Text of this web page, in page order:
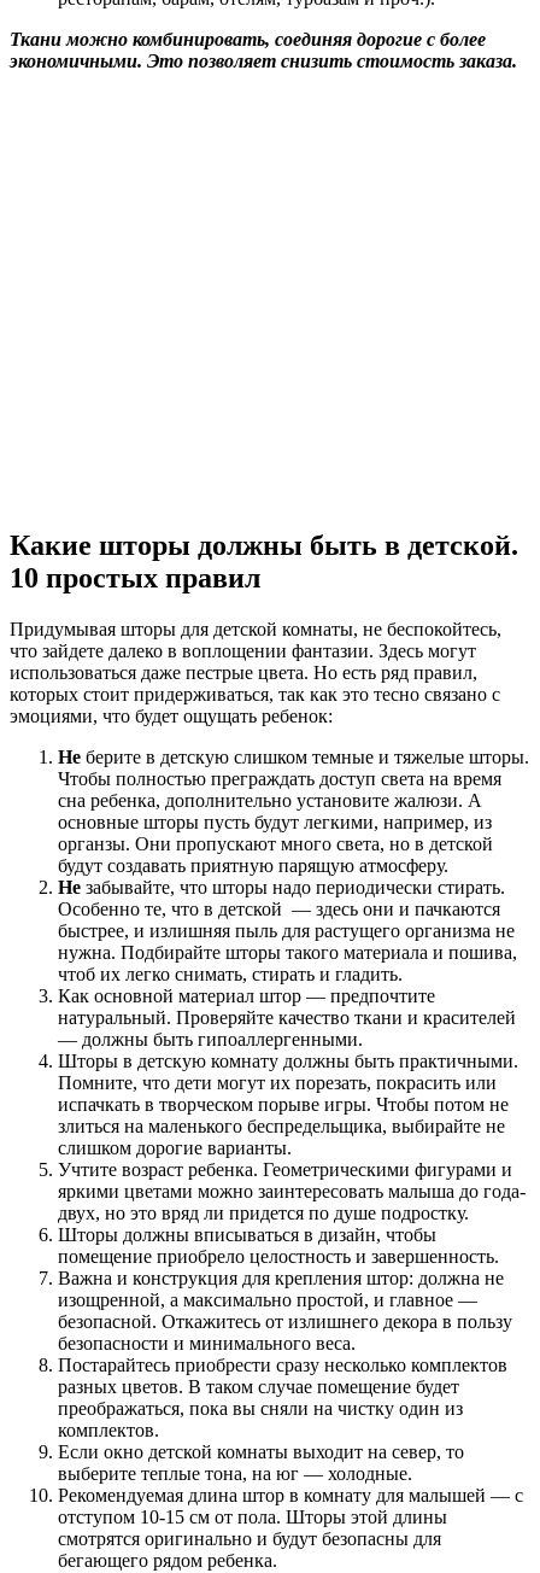
Ткани можно комбинировать, соединяя дорогие с более
экономичными. Это позволяет снизить стоимость заказа.
Какие шторы должны быть в детской.
10 простых правил
Придумывая шторы для детской комнаты, не беспокойтесь,
что зайдете далеко в воплощении фантазии. Здесь могут
использоваться даже пестрые цвета. Но есть ряд правил,
которых стоит придерживаться, так как это тесно связано с
эмоциями, что будет ощущать ребенок:
Не берите в детскую слишком темные и тяжелые шторы.
Чтобы полностью преграждать доступ света на время
сна ребенка, дополнительно установите жалюзи. А
основные шторы пусть будут легкими, например, из
органзы. Они пропускают много света, но в детской
будут создавать приятную парящую атмосферу.
Не забывайте, что шторы надо периодически стирать.
Особенно те, что в детской — здесь они и пачкаются
быстрее, и излишняя пыль для растущего организма не
нужна. Подбирайте шторы такого материала и пошива,
чтоб их легко снимать, стирать и гладить.
Как основной материал штор — предпочтите
натуральный. Проверяйте качество ткани и красителей
— должны быть гипоаллергенными.
Шторы в детскую комнату должны быть практичными.
Помните, что дети могут их порезать, покрасить или
испачкать в творческом порыве игры. Чтобы потом не
злиться на маленького беспредельщика, выбирайте не
слишком дорогие варианты.
Учтите возраст ребенка. Геометрическими фигурами и
яркими цветами можно заинтересовать малыша до года-
двух, но это вряд ли придется по душе подростку.
Шторы должны вписываться в дизайн, чтобы
помещение приобрело целостность и завершенность.
Важна и конструкция для крепления штор: должна не
изощренной, а максимально простой, и главное —
безопасной. Откажитесь от излишнего декора в пользу
безопасности и минимального веса.
Постарайтесь приобрести сразу несколько комплектов
разных цветов. В таком случае помещение будет
преображаться, пока вы сняли на чистку один из
комплектов.
Если окно детской комнаты выходит на север, то
выберите теплые тона, на юг — холодные.
Рекомендуемая длина штор в комнату для малышей — с
отступом 10-15 см от пола. Шторы этой длины
смотрятся оригинально и будут безопасны для
бегающего рядом ребенка.